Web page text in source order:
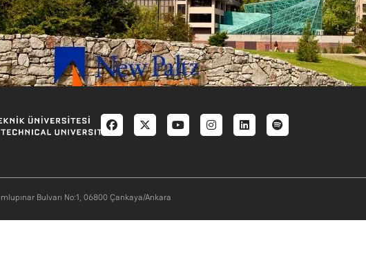
Social menu
Bulvarı No:1, 06800 Çankaya/Ankara